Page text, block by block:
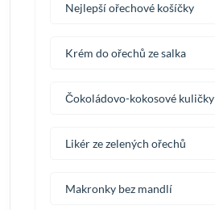
Nejlepší ořechové košíčky
Krém do ořechů ze salka
Čokoládovo-kokosové kuličky
Likér ze zelených ořechů
Makronky bez mandlí